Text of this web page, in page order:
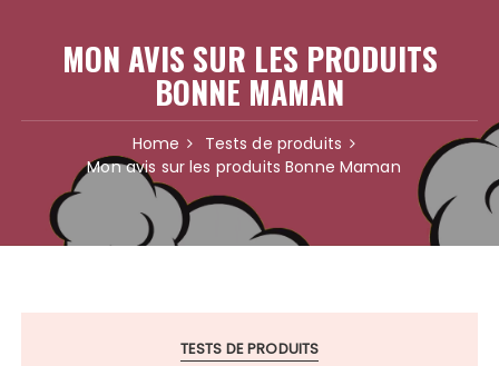
MON AVIS SUR LES PRODUITS
BONNE MAMAN
Home
Tests de produits
Mon avis sur les produits Bonne Maman
TESTS DE PRODUITS